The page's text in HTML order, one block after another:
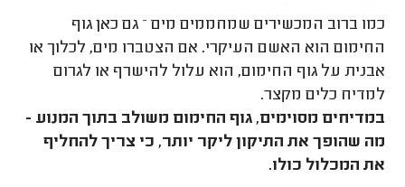
כמו ברוב המכשירים שמחממים מים – גם כאן גוף
החימום הוא האשם העיקרי. אם הצטברו מים, לכלוך או
אבנית על גוף החימום, הוא עלול להישרף או לגרום
למדיח כלים מקצר.
במדיחים מסוימים, גוף החימום משולב בתוך המנוע -
מה שהופך את התיקון ליקר יותר, כי צריך להחליף
את המכלול כולו.